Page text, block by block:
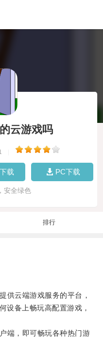
云游戏吗
载 PC下载
安全绿色
排行
云端游戏服务的平台，
设备上畅玩高配置游戏，
，即可畅玩各种热门游